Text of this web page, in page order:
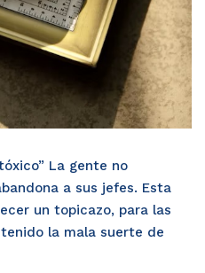
La gente no
a sus jefes. Esta
un topicazo, para las
la mala suerte de